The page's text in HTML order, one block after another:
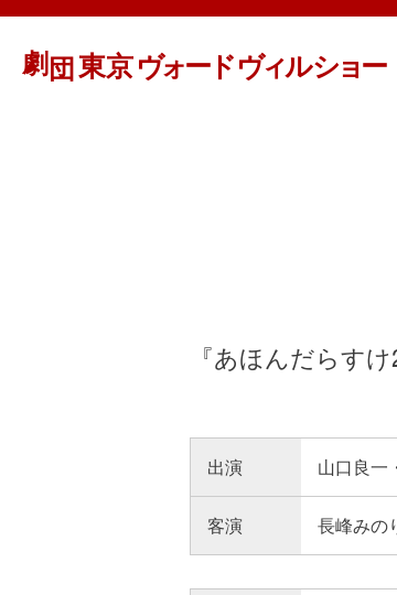
『あほんだらすけ
出演 山口良一
客演 長峰みの